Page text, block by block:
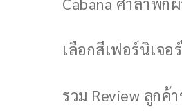
เลือกสีเฟอร์นิเจอ
รวม Review ลูกค้า